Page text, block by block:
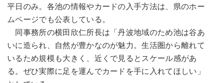
平日のみ。各池の情報やカードの入手方法は、県のホー
ムページでも公表している。
同事務所の横田欣仁所長は「丹波地域のため池は谷あ
いに造られ、自然が豊かなのが魅力。生活圏から離れて
いるため規模も大きく、近くで見るとスケール感があ
る。ぜひ実際に足を運んでカードを手に入れてほしい」